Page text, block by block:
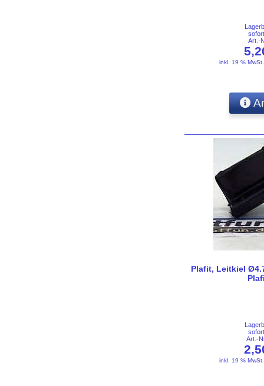
Art.-
inkl. 19 %
Plafit, Leitkiel
Art.-
inkl. 19 %